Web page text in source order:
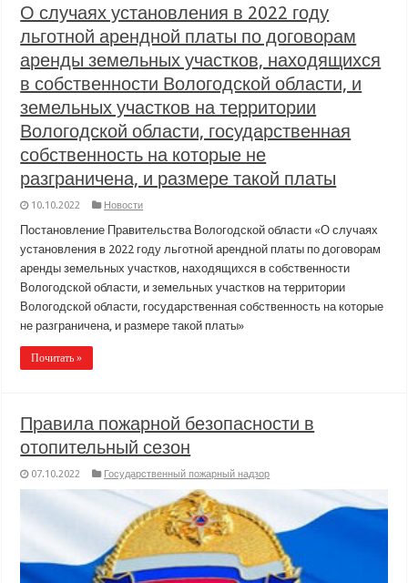
О случаях установления в 2022 году
льготной арендной платы по договорам
аренды земельных участков, находящихся
в собственности Вологодской области, и
земельных участков на территории
Вологодской области, государственная
собственность на которые не
разграничена, и размере такой платы
10.10.2022 Новости
Постановление Правительства Вологодской области «О случаях
установления в 2022 году льготной арендной платы по договорам
аренды земельных участков, находящихся в собственности
Вологодской области, и земельных участков на территории
Вологодской области, государственная собственность на которые
не разграничена, и размере такой платы»
Почитать »
Правила пожарной безопасности в
отопительный сезон
07.10.2022 Государственный пожарный надзор